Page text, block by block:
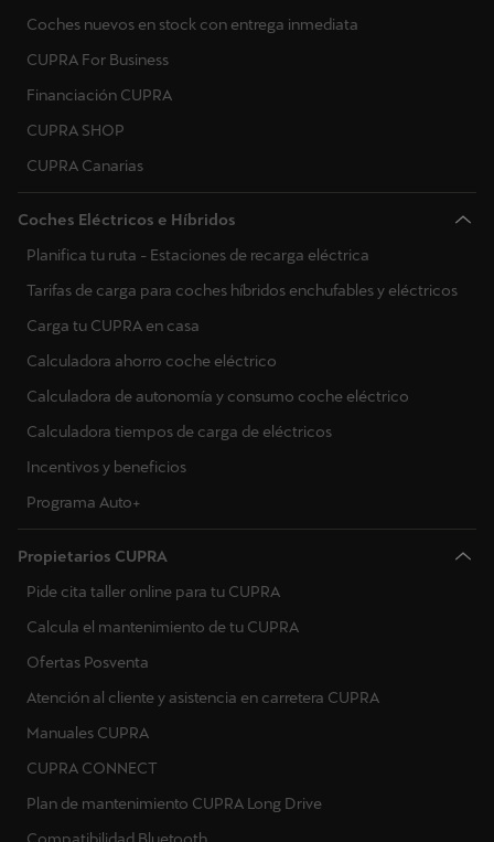
Coches nuevos en stock con entrega inmediata
CUPRA For Business
Financiación CUPRA
CUPRA SHOP
CUPRA Canarias
Coches Eléctricos e Híbridos
Planifica tu ruta - Estaciones de recarga eléctrica
Tarifas de carga para coches híbridos enchufables y eléctricos
Carga tu CUPRA en casa
Calculadora ahorro coche eléctrico
Calculadora de autonomía y consumo coche eléctrico
Calculadora tiempos de carga de eléctricos
Incentivos y beneficios
Programa Auto+
Propietarios CUPRA
Pide cita taller online para tu CUPRA
Calcula el mantenimiento de tu CUPRA
Ofertas Posventa
Atención al cliente y asistencia en carretera CUPRA
Manuales CUPRA
CUPRA CONNECT
Plan de mantenimiento CUPRA Long Drive
Compatibilidad Bluetooth